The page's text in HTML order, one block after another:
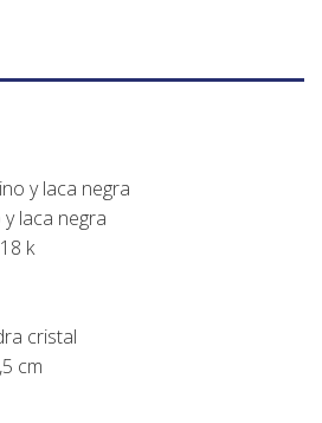
y laca negra
laca negra
k
cristal
cm